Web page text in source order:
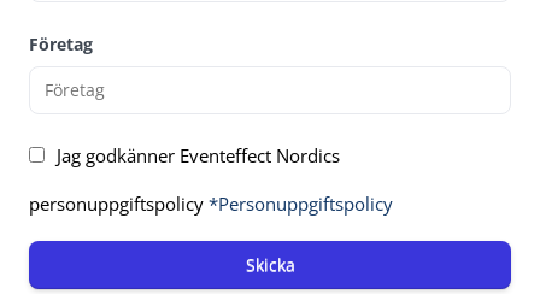
Företag
Jag godkänner Eventeffect Nordics
personuppgiftspolicy *Personuppgiftspolicy
Skicka